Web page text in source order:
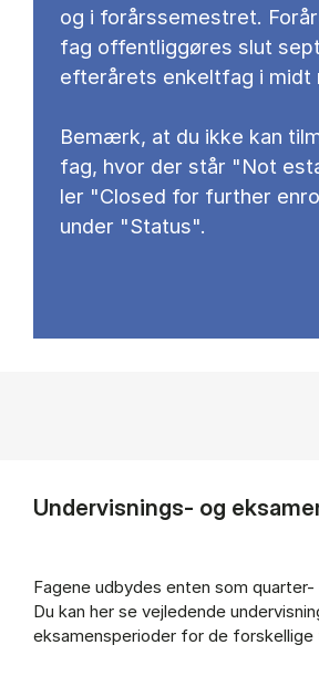
og i forårssemestret.
fag of­fent­lig­gø­res slut
ef­ter­å­rets en­kelt­fag i midt
Be­mærk, at du ikke kan
fag, hvor der står "Not
ler "Clo­sed for furt­her
under "Status".
Undervisnings- og
Fagene udbydes enten som
Du kan her se vejledende
eksamensperioder for de